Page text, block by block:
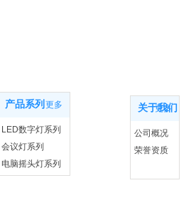
产品系列 更多
LED数字灯系列
会议灯系列
电脑摇头灯系列
关于我们
更多
公司概况
荣誉资质